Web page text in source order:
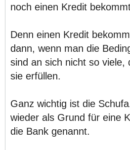
noch einen Kredit
Denn einen Kredit
dann, wenn man die
sind an sich nicht so viele,
sie erfüllen.
Ganz wichtig ist die
wieder als Grund für eine
die Bank genannt.